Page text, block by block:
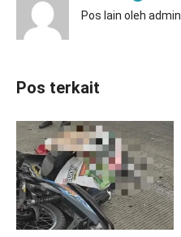
Pos lain oleh admin
Pos terkait